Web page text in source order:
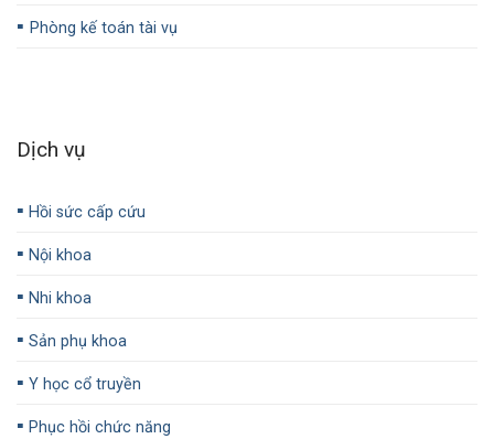
▪️ Phòng kế toán tài vụ
Dịch vụ
▪️ Hồi sức cấp cứu
▪️ Nội khoa
▪️ Nhi khoa
▪️ Sản phụ khoa
▪️ Y học cổ truyền
▪️ Phục hồi chức năng